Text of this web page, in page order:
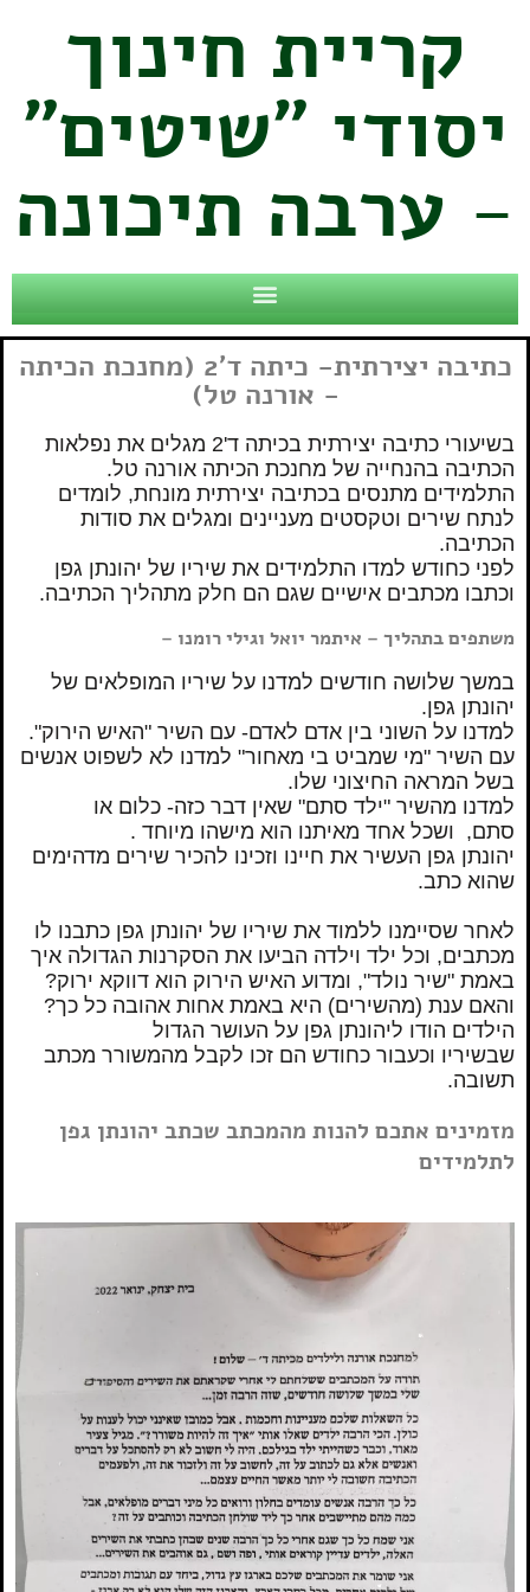
קריית חינוך
יסודי "שיטים"
- ערבה תיכונה
כתיבה יצירתית- כיתה ד'2 (מחנכת הכיתה
- אורנה טל)
בשיעורי כתיבה יצירתית בכיתה ד'2 מגלים את נפלאות
הכתיבה בהנחייה של מחנכת הכיתה אורנה טל.
התלמידים מתנסים בכתיבה יצירתית מונחת, לומדים
לנתח שירים וטקסטים מעניינים ומגלים את סודות
הכתיבה.
לפני כחודש למדו התלמידים את שיריו של יהונתן גפן
וכתבו מכתבים אישיים שגם הם חלק מתהליך הכתיבה.
משתפים בתהליך – איתמר יואל וגילי רומנו –
במשך שלושה חודשים למדנו על שיריו המופלאים של
יהונתן גפן.
למדנו על השוני בין אדם לאדם- עם השיר "האיש הירוק".
עם השיר "מי שמביט בי מאחור" למדנו לא לשפוט אנשים
בשל המראה החיצוני שלו.
למדנו מהשיר "ילד סתם" שאין דבר כזה- כלום או
סתם, ושכל אחד מאיתנו הוא מישהו מיוחד .
יהונתן גפן העשיר את חיינו וזכינו להכיר שירים מדהימים
שהוא כתב.
לאחר שסיימנו ללמוד את שיריו של יהונתן גפן כתבנו לו
מכתבים, וכל ילד וילדה הביעו את הסקרנות הגדולה איך
באמת "שיר נולד", ומדוע האיש הירוק הוא דווקא ירוק?
והאם ענת (מהשירים) היא באמת אחות אהובה כל כך?
הילדים הודו ליהונתן גפן על העושר הגדול
שבשיריו וכעבור כחודש הם זכו לקבל מהמשורר מכתב
תשובה.
מזמינים אתכם להנות מהמכתב שכתב יהונתן גפן
לתלמידים